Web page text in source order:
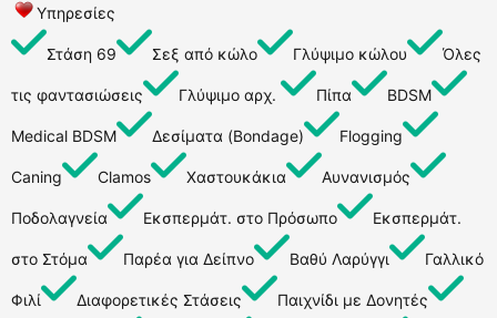
Υπηρεσίες
Στάση 69 Σεξ από κώλο Γλύψιμο κώλου Όλες
τις φαντασιώσεις Γλύψιμο αρχ. Πίπα BDSM
Medical BDSM Δεσίματα (Bondage) Flogging
Caning Clamos Χαστουκάκια Αυνανισμός
Ποδολαγνεία Εκσπερμάτ. στο Πρόσωπο Εκσπερμάτ.
στο Στόμα Παρέα για Δείπνο Βαθύ Λαρύγγι Γαλλικό
Φιλί Διαφορετικές Στάσεις Παιχνίδι με Δονητές